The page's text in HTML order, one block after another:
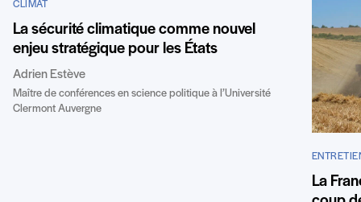
CLIMAT
La sécurité climatique comme nouvel
enjeu stratégique pour les États
Adrien Estève
Maître de conférences en science politique à l’Université
Clermont Auvergne
La